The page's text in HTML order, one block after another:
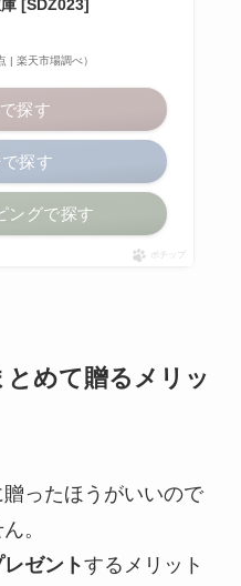
[SDZ023]
| 楽天市場調べ）
探す
探す
ングで探す
ポチップ
めて贈るメリッ
贈ったほうがいいので
。
ゼントするメリット